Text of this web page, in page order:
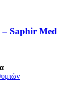
Saphir